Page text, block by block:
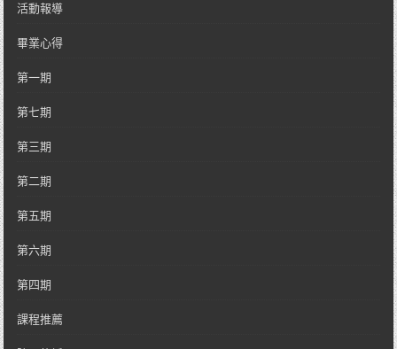
活動報導
畢業心得
第一期
第七期
第三期
第二期
第五期
第六期
第四期
課程推薦